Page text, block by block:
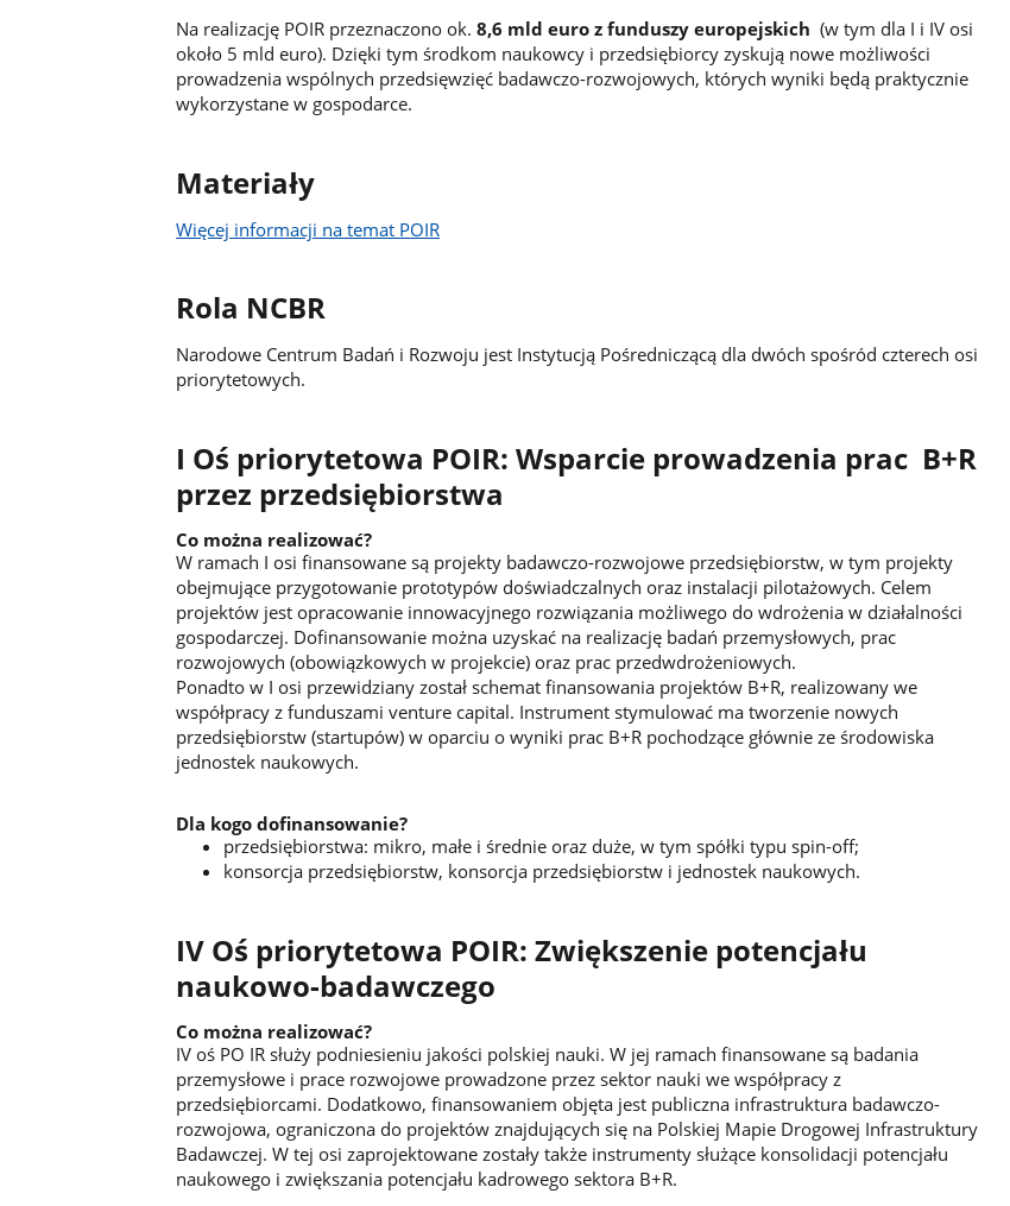
Na realizację POIR przeznaczono ok.8,6 mld euro z funduszy europejskich (w tym dla I i IV osi
około 5 mld euro). Dzięki tym środkom naukowcy i przedsiębiorcy zyskują nowe możliwości
prowadzenia wspólnych przedsięwzięć badawczo-rozwojowych, których wyniki będą praktycznie
wykorzystane w gospodarce.
Materiały
Więcej informacji na temat POIR
Rola NCBR
Narodowe Centrum Badań i Rozwoju jest Instytucją Pośredniczącą dla dwóch spośród czterech osi
priorytetowych.
I Oś priorytetowa POIR: Wsparcie prowadzenia prac B+R
przez przedsiębiorstwa
Co można realizować?
W ramach I osi finansowane są projekty badawczo-rozwojowe przedsiębiorstw, w tym projekty
obejmujące przygotowanie prototypów doświadczalnych oraz instalacji pilotażowych. Celem
projektów jest opracowanie innowacyjnego rozwiązania możliwego do wdrożenia w działalności
gospodarczej. Dofinansowanie można uzyskać na realizację badań przemysłowych, prac
rozwojowych (obowiązkowych w projekcie) oraz prac przedwdrożeniowych.
Ponadto w I osi przewidziany został schemat finansowania projektów B+R, realizowany we
współpracy z funduszami venture capital. Instrument stymulować ma tworzenie nowych
przedsiębiorstw (startupów) w oparciu o wyniki prac B+R pochodzące głównie ze środowiska
jednostek naukowych.
Dla kogo dofinansowanie?
przedsiębiorstwa: mikro, małe i średnie oraz duże, w tym spółki typu spin-off;
konsorcja przedsiębiorstw, konsorcja przedsiębiorstw i jednostek naukowych.
IV Oś priorytetowa POIR: Zwiększenie potencjału
naukowo-badawczego
Co można realizować?
IV oś PO IR służy podniesieniu jakości polskiej nauki. W jej ramach finansowane są badania
przemysłowe i prace rozwojowe prowadzone przez sektor nauki we współpracy z
przedsiębiorcami. Dodatkowo, finansowaniem objęta jest publiczna infrastruktura badawczo-
rozwojowa, ograniczona do projektów znajdujących się na Polskiej Mapie Drogowej Infrastruktury
Badawczej. W tej osi zaprojektowane zostały także instrumenty służące konsolidacji potencjału
naukowego i zwiększania potencjału kadrowego sektora B+R.